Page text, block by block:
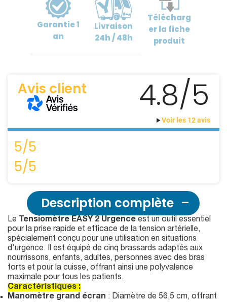
Garantie1
an
Livraison
24h / 48h
Télécharg
erla fiche
produit
Avis client 4.8/5
Voir les 12 avis
5/5
5/5
Description complète
Le Tensiomètre EASY 2 Urgence est un outil essentiel
pour la prise rapide et efficace de la tension artérielle,
spécialement conçu pour une utilisation en situations
d'urgence. Il est équipé de cinq brassards adaptés aux
nourrissons, enfants, adultes, personnes avec des bras
forts et pour la cuisse, offrant ainsi une polyvalence
maximale pour tous les patients.
Caractéristiques :
Manomètre grand écran : Diamètre de 56,5 cm, offrant